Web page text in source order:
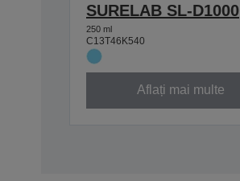
SURELAB SL-D1000
250 ml
C13T46K540
Aflați mai multe